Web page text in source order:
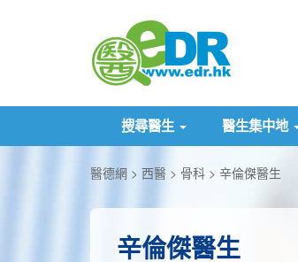
搜尋醫生 醫生集中地
醫德網 西醫 骨科 辛倫傑醫生
辛倫傑醫生